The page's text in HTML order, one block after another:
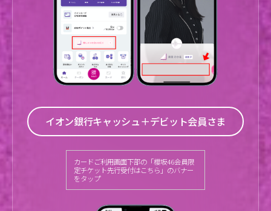
イオン銀行キャッシュ＋デビット会員さま
カードご利用画面下部の「櫻坂46会員限
定チケット先行受付はこちら」のバナー
をタップ